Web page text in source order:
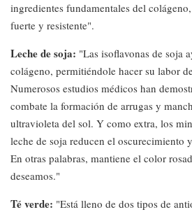
ingredientes fundamentales del
fuerte y resistente".
Leche de soja: "Las isoflavonas de soja
colágeno, permitiéndole hacer su labor
Numerosos estudios médicos han
combate la formación de arrugas y
ultravioleta del sol. Y como extra, los
leche de soja reducen el oscurecimiento
En otras palabras, mantiene el color
deseamos."
Té verde: "Está lleno de dos tipos de